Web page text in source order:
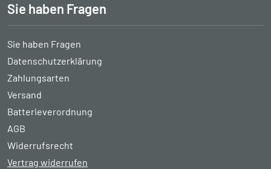
Sie haben Fragen
Sie haben Fragen
Datenschutzerklärung
Zahlungsarten
Versand
Batterieverordnung
AGB
Widerrufsrecht
Vertrag widerrufen